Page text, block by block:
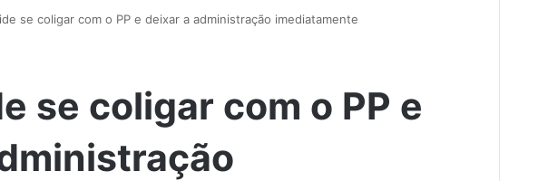
se coligar com o PP e deixar a administração imediatamente
se coligar com o PP e